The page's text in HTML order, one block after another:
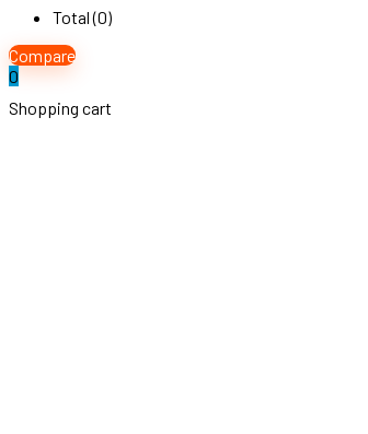
Total (0)
Compare
0
Shopping cart